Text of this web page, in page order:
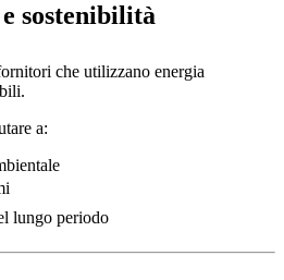
sostenibilità
che utilizzano energia
a:
lungo periodo